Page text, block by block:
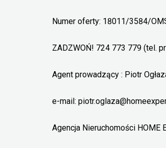
Numer oferty: 18011/3584/
ZADZWOŃ! 724 773 779 (tel.
Agent prowadzący : Piotr
e-mail:
Agencja Nieruchomości HOME